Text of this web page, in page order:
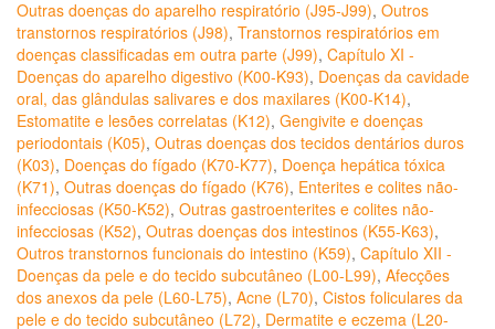
Outras doenças do aparelho respiratório (J95-J99), Outros
transtornos respiratórios (J98), Transtornos respiratórios em
doenças classificadas em outra parte (J99), Capítulo XI -
Doenças do aparelho digestivo (K00-K93), Doenças da cavidade
oral, das glândulas salivares e dos maxilares (K00-K14),
Estomatite e lesões correlatas (K12), Gengivite e doenças
periodontais (K05), Outras doenças dos tecidos dentários duros
(K03), Doenças do fígado (K70-K77), Doença hepática tóxica
(K71), Outras doenças do fígado (K76), Enterites e colites não-
infecciosas (K50-K52), Outras gastroenterites e colites não-
infecciosas (K52), Outras doenças dos intestinos (K55-K63),
Outros transtornos funcionais do intestino (K59), Capítulo XII -
Doenças da pele e do tecido subcutâneo (L00-L99), Afecções
dos anexos da pele (L60-L75), Acne (L70), Cistos foliculares da
pele e do tecido subcutâneo (L72), Dermatite e eczema (L20-